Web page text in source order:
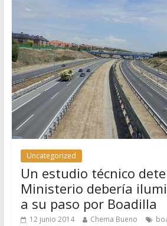
Uncategorized
Un estudio técnico
Ministerio debería
a su paso por Boadilla
12 junio 2014 Chema Bueno